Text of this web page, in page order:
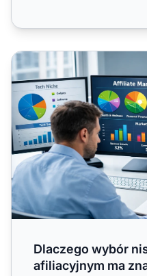
Dlaczego wybór niszy w
Dlaczego wybór
afiliacyjnym ma